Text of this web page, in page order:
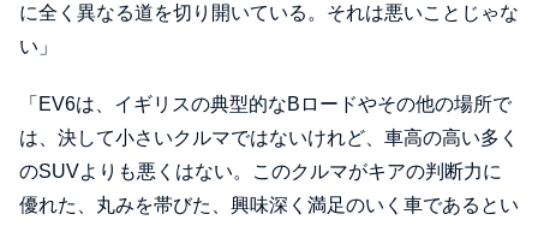
に全く異なる道を切り開いている。それは悪いことじゃな
い」
「EV6は、イギリスの典型的なBロードやその他の場所で
は、決して小さいクルマではないけれど、車高の高い多く
のSUVよりも悪くはない。このクルマがキアの判断力に
優れた、丸みを帯びた、興味深く満足のいく車であるとい